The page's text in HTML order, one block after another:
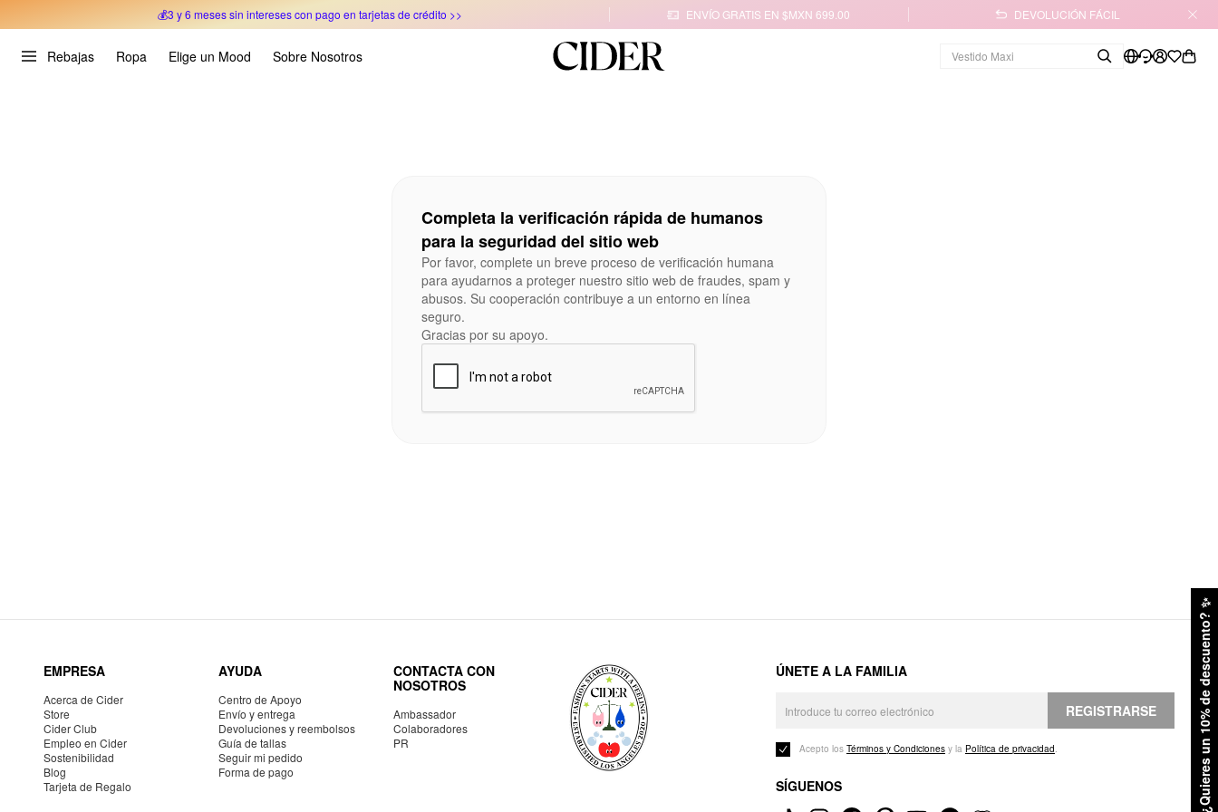
💰3 y 6 meses sin intereses con pago en tarjetas de crédito >>
ENVÍO GRATIS EN $MXN 699.00 DEVOLUCIÓN FÁCIL
Rebajas Ropa Elige un Mood Sobre Nosotros
¿Quieres un 10% de descuento?
✨
Completa la verificación rápida de humanos
para la seguridad del sitio web
Por favor, complete un breve proceso de verificación humana
para ayudarnos a proteger nuestro sitio web de fraudes, spam y
abusos. Su cooperación contribuye a un entorno en línea
seguro.
Gracias por su apoyo.
EMPRESA
Acerca de Cider
Store
Cider Club
Empleo en Cider
Sostenibilidad
Blog
Tarjeta de Regalo
AYUDA
Centro de Apoyo
Envío y entrega
Devoluciones y reembolsos
Guía de tallas
Seguir mi pedido
Forma de pago
CONTACTA CON
NOSOTROS
Ambassador
Colaboradores
PR
ÚNETE A LA FAMILIA
REGISTRARSE
Acepto los Términos y Condiciones y la Política de privacidad.
SÍGUENOS